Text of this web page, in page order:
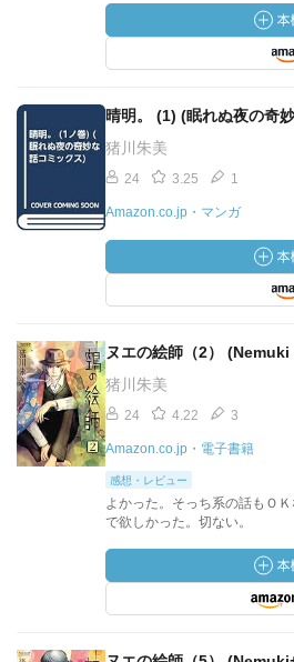
晴明。 (1) (眠れぬ夜の奇
猪川朱美
24 3.25 1
Amazon.co.jp・マンガ
ヌエの絵師（2） (Nemuki
猪川朱美
24 4.22 3
Amazon.co.jp・電子書籍
感想・レビュー
よかった。そっち系の話もＯ
で欲しかった。切ない。